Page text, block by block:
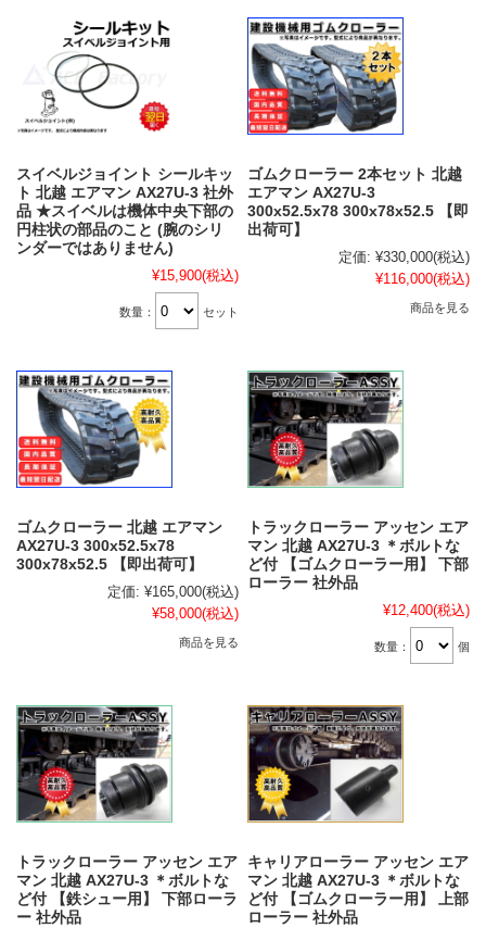
スイベルジョイント シールキッ
ト 北越 エアマン AX27U-3 社外
品 ★スイベルは機体中央下部の
円柱状の部品のこと (腕のシリ
ンダーではありません)
¥15,900(税込)
数量： セット
ゴムクローラー 2本セット 北越
エアマン AX27U-3
300x52.5x78 300x78x52.5 【即
出荷可】
定価: ¥330,000(税込)
¥116,000(税込)
商品を見る
ゴムクローラー 北越 エアマン
AX27U-3 300x52.5x78
300x78x52.5 【即出荷可】
定価: ¥165,000(税込)
¥58,000(税込)
商品を見る
トラックローラー アッセン エア
マン 北越 AX27U-3 ＊ボルトな
ど付 【ゴムクローラー用】 下部
ローラー 社外品
¥12,400(税込)
数量： 個
トラックローラー アッセン エア
マン 北越 AX27U-3 ＊ボルトな
ど付 【鉄シュー用】 下部ローラ
ー 社外品
キャリアローラー アッセン エア
マン 北越 AX27U-3 ＊ボルトな
ど付 【ゴムクローラー用】 上部
ローラー 社外品